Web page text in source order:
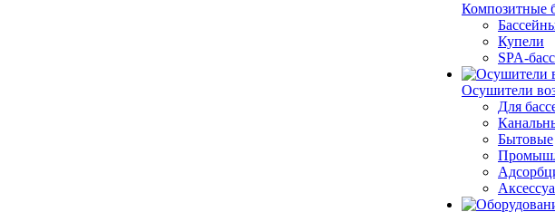
Композитные
Купели
SPA-
Осушители
Для
Бытовые